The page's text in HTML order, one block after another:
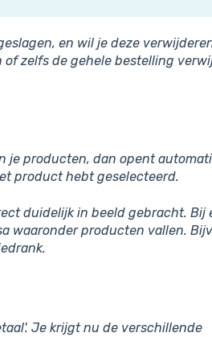
en wil je deze
zelfs de gehele bestelling
je producten, dan opent
product hebt geselecteerd.
duidelijk in beeld gebracht. Bij
waaronder producten vallen.
Je krijgt nu de verschillende